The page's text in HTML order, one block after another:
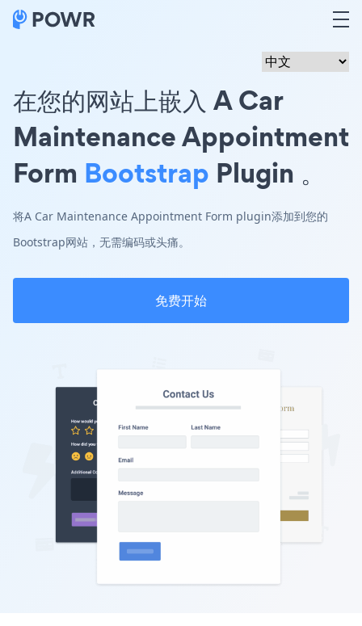
在您的网站上嵌入 A Car
Maintenance Appointment
Form Bootstrap Plugin 。
将A Car Maintenance Appointment Form plugin添加到您的
Bootstrap网站，无需编码或头痛。
免费开始